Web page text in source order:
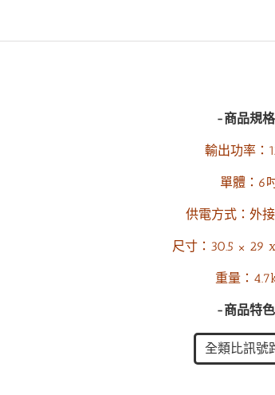
-商品規
輸出功率：
單體：6
供電方式：外
尺寸：30.5 × 29
重量：
-商品特
全類比訊號